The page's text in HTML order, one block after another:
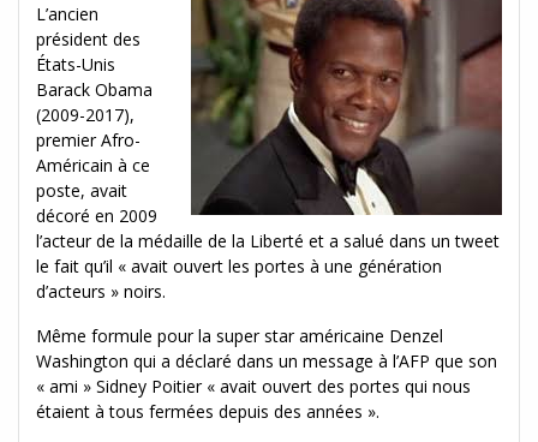
L’ancien
président des
États-Unis
Barack Obama
(2009-2017),
premier Afro-
Américain à ce
poste, avait
décoré en 2009
l’acteur de la médaille de la Liberté et a salué dans un tweet
le fait qu’il « avait ouvert les portes à une génération
d’acteurs » noirs.
Même formule pour la super star américaine Denzel
Washington qui a déclaré dans un message à l’AFP que son
« ami » Sidney Poitier « avait ouvert des portes qui nous
étaient à tous fermées depuis des années ».